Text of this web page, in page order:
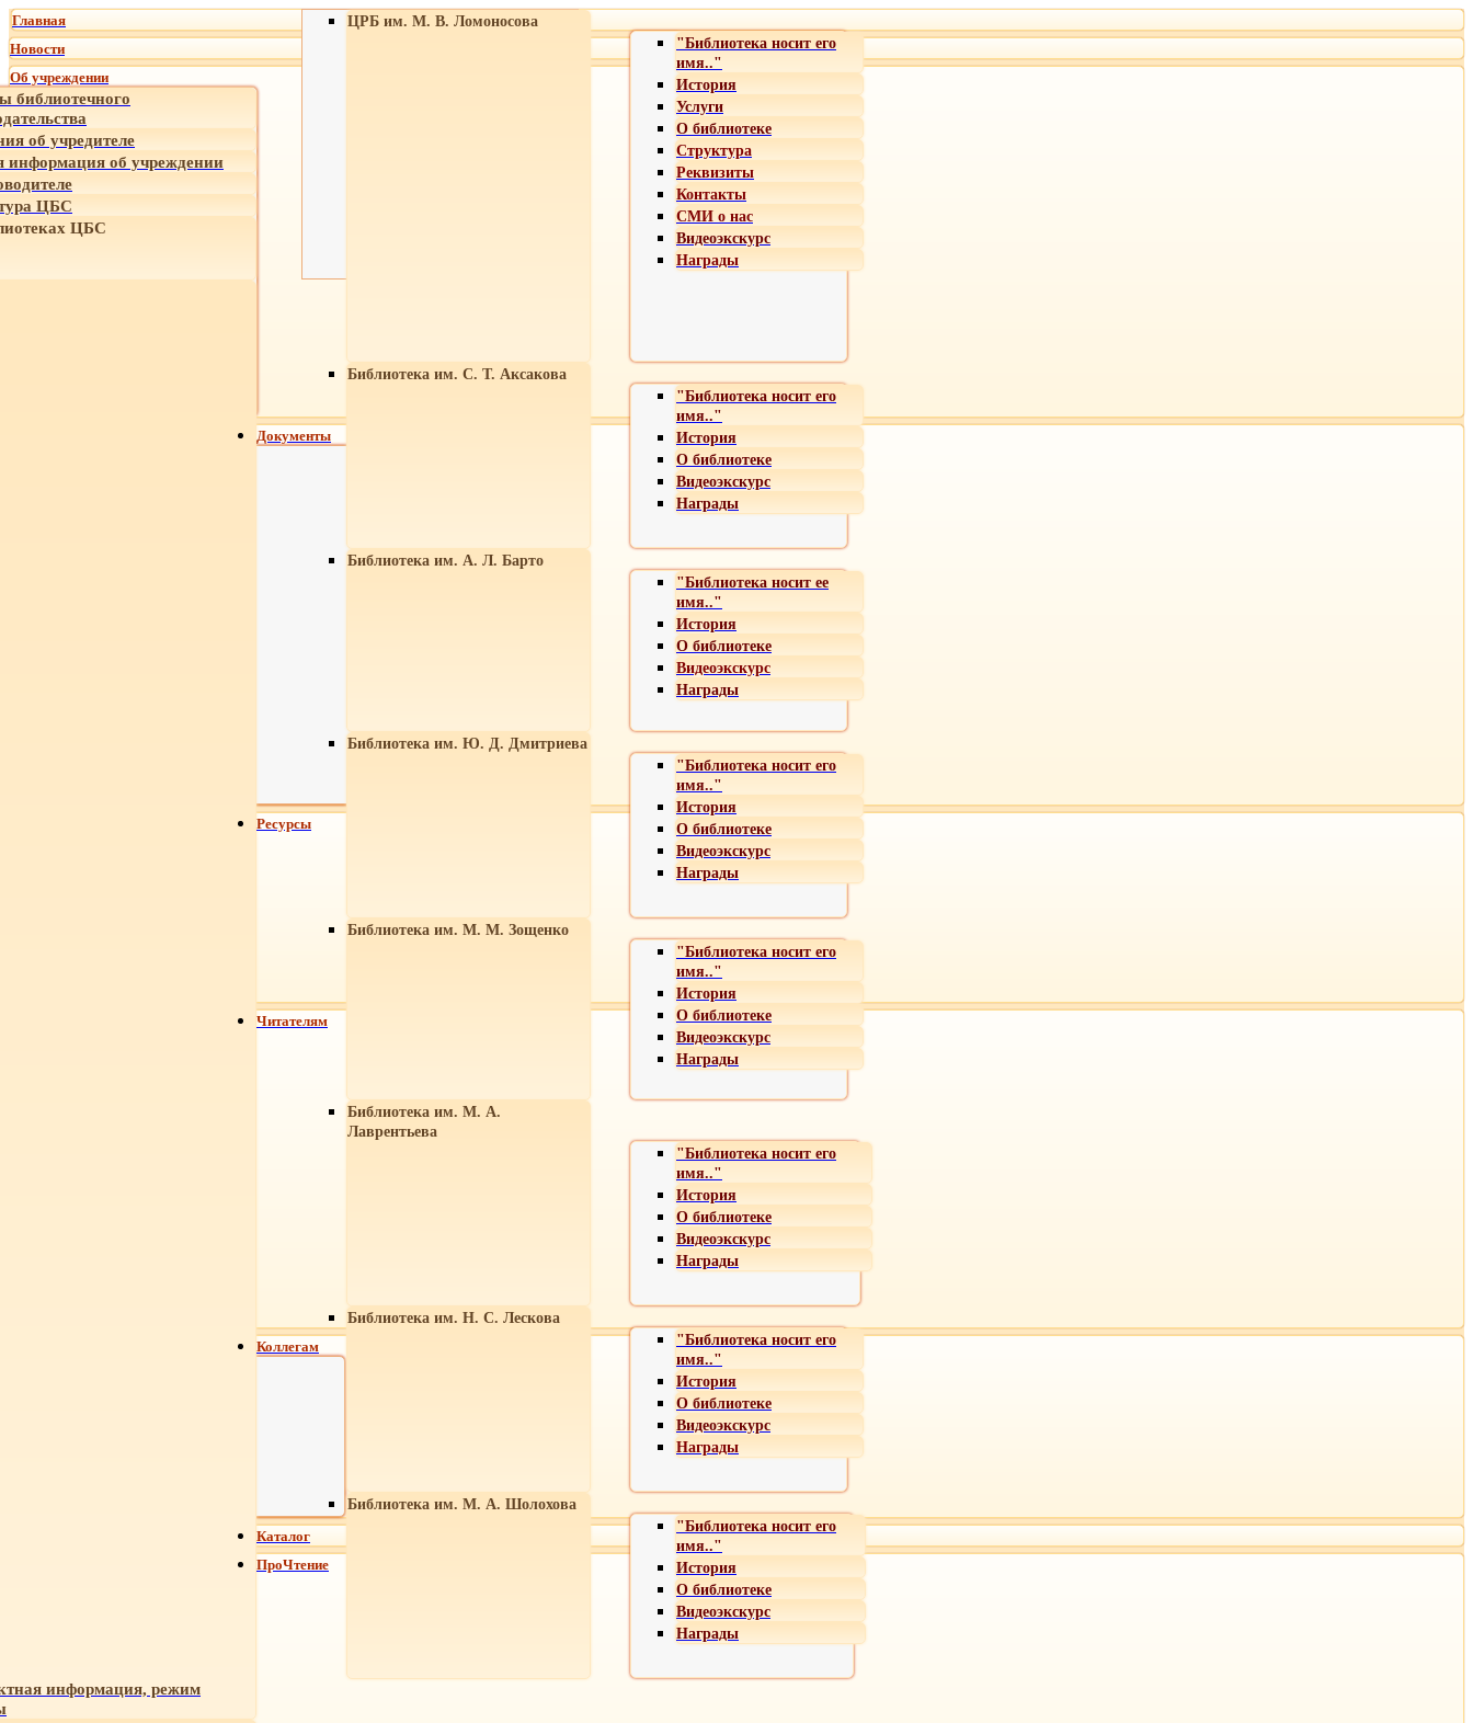
Главная
Новости
Об учреждении
библиотечного
об учредителе
об учреждении
ЦБС
ЦБС
ЦРБ им. М. В. Ломоносова
"Библиотека носит его
имя.."
История
Услуги
О библиотеке
Структура
Реквизиты
Контакты
СМИ о нас
Видеоэкскурс
Награды
Библиотека им. С. Т. Аксакова
"Библиотека носит его
имя.."
История
О библиотеке
Видеоэкскурс
Награды
Библиотека им. А. Л. Барто
"Библиотека носит ее
имя.."
История
О библиотеке
Видеоэкскурс
Награды
Библиотека им. Ю. Д. Дмитриева
"Библиотека носит его
имя.."
История
О библиотеке
Видеоэкскурс
Награды
Библиотека им. М. М. Зощенко
"Библиотека носит его
имя.."
История
О библиотеке
Видеоэкскурс
Награды
Библиотека им. М. А.
Лаврентьева
"Библиотека носит его
имя.."
История
О библиотеке
Видеоэкскурс
Награды
Библиотека им. Н. С. Лескова
"Библиотека носит его
имя.."
История
О библиотеке
Видеоэкскурс
Награды
Библиотека им. М. А. Шолохова
"Библиотека носит его
имя.."
История
О библиотеке
Видеоэкскурс
Награды
информация, режим
Документы
Ресурсы
Читателям
Коллегам
Каталог
ПроЧтение